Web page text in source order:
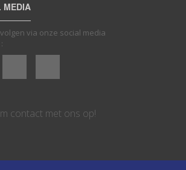
MEDIA
via onze social media
contact met ons op!